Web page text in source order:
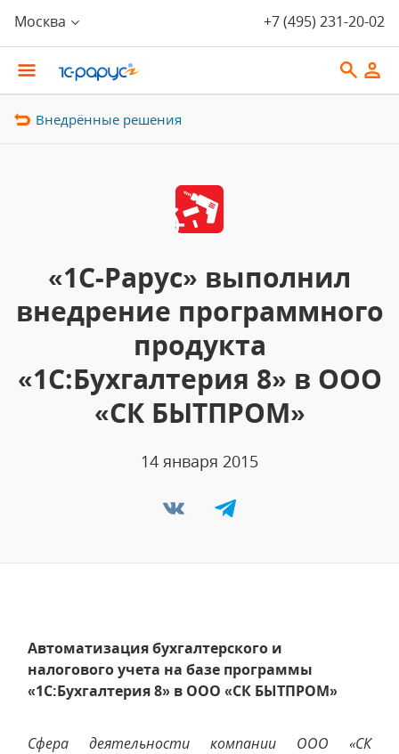
Москва +7 (495) 231-20-02
Внедрённые решения
«1С-Рарус» выполнил
внедрение программного
продукта
«1С:Бухгалтерия 8» в ООО
«СК БЫТПРОМ»
14 января 2015
Автоматизация бухгалтерского и
налогового учета на базе программы
«1С:Бухгалтерия 8» в ООО «СК БЫТПРОМ»
Сфера деятельности компании ООО «СК